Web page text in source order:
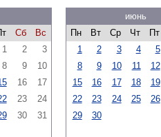
Сб
Вс
1
2
3
8 9
10
16
17
23
24
30 31
июнь
Пн
Вт Ср Чт Пт
1
2 3 4 5
8
9 10 11 12
15
16 17 18 19
22
23 24 25 26
29
30